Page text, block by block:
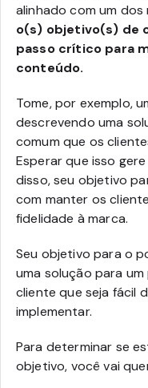
alinhado com um dos
o(s) objetivo(s) de
passo crítico para
conteúdo.
Tome, por exemplo,
descrevendo uma
comum que os
Esperar que isso
disso, seu objetivo
com manter os
fidelidade à marca.
Seu objetivo para o
uma solução para
cliente que seja fácil
implementar.
Para determinar se
objetivo, você vai